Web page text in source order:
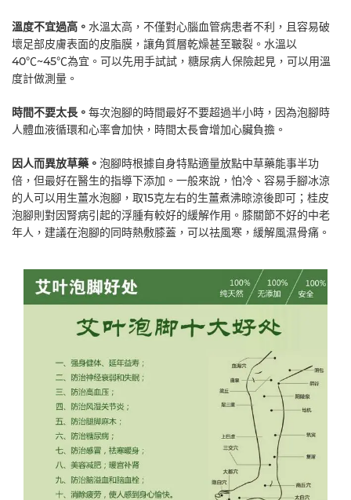
溫度不宜過高。 水溫太高，不僅對心腦血管病患者不利，且容易破
壞足部皮膚表面的皮脂膜，讓角質層乾燥甚至皸裂。水溫以
40℃~45℃為宜。可以先用手試試，糖尿病人保險起見，可以用溫
度計做測量。
時間不要太長。 每次泡腳的時間最好不要超過半小時，因為泡腳時
人體血液循環和心率會加快，時間太長會增加心臟負擔。
因人而異放草藥。 泡腳時根據自身特點適量放點中草藥能事半功
倍，但最好在醫生的指導下添加。一般來說，怕冷、容易手腳冰涼
的人可以用生薑水泡腳，取15克左右的生薑煮沸晾涼後即可；桂皮
泡腳則對因腎病引起的浮腫有較好的緩解作用。膝關節不好的中老
年人，建議在泡腳的同時熱敷膝蓋，可以祛風寒，緩解風濕骨痛。